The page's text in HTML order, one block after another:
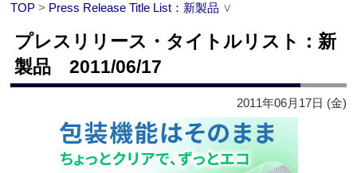
TOP > Press Release Title List：新製品 ∨
プレスリリース・タイトルリスト：新
製品 2011/06/17
2011年06月17日 (金)